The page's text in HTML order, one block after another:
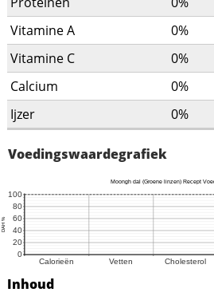
Vitamine A
0%
Vitamine C
0%
Calcium
0%
Ijzer
0%
Voedingswaardegrafiek
Inhoud